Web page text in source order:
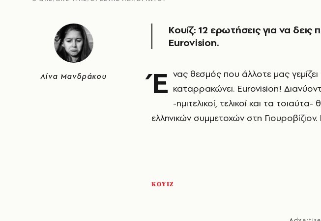
Λίνα Μανδράκου
Κουίζ: 12 ερωτήσεις για να δεις
Eurovision.
Έ νας θεσμός που άλλοτε μας
καταρρακώνει. Eurovision!
-ημιτελικοί, τελικοί και τα
ελληνικών συμμετοχών στη
ΚΟΥΙΖ